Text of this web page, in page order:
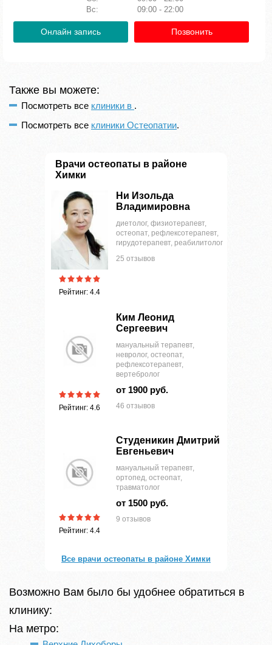
Вс:
09:00 - 22:00
Онлайн запись Позвонить
Также вы можете:
Посмотреть все клиники в .
Посмотреть все клиники Остеопатии.
Врачи остеопаты в районе
Химки
Рейтинг: 4.4
Ни Изольда
Владимировна
диетолог, физиотерапевт,
остеопат, рефлексотерапевт,
гирудотерапевт, реабилитолог
25 отзывов
Рейтинг: 4.6
Ким Леонид
Сергеевич
мануальный терапевт,
невролог, остеопат,
рефлексотерапевт,
вертебролог
от 1900 руб.
46 отзывов
Рейтинг: 4.4
Студеникин Дмитрий
Евгеньевич
мануальный терапевт,
ортопед, остеопат,
травматолог
от 1500 руб.
9 отзывов
Все врачи остеопаты в районе Химки
Возможно Вам было бы удобнее обратиться в
клинику:
На метро: